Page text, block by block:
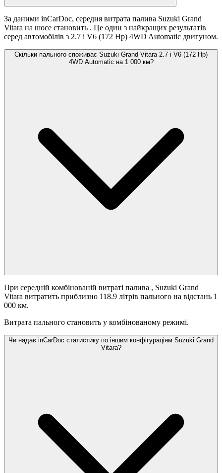
За даними inCarDoc, середня витрата палива Suzuki Grand
Vitara на шосе становить . Це один з найкращих результатів
серед автомобілів з 2.7 i V6 (172 Hp) 4WD Automatic двигуном.
Скільки пального споживає Suzuki Grand Vitara 2.7 i V6 (172 Hp)
4WD Automatic на 1 000 км?
При середній комбінованій витраті палива , Suzuki Grand
Vitara витратить приблизно 118.9 літрів пального на відстань 1
000 км.
Витрата пального становить у комбінованому режимі.
Чи надає inCarDoc статистику по іншим конфігураціям Suzuki Grand
Vitara?